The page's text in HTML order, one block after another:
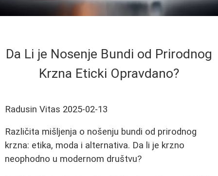
Da Li je Nosenje Bundi od Prirodnog
Krzna Eticki Opravdano?
Radusin Vitas 2025-02-13
Različita mišljenja o nošenju bundi od prirodnog
krzna: etika, moda i alternativa. Da li je krzno
neophodno u modernom društvu?